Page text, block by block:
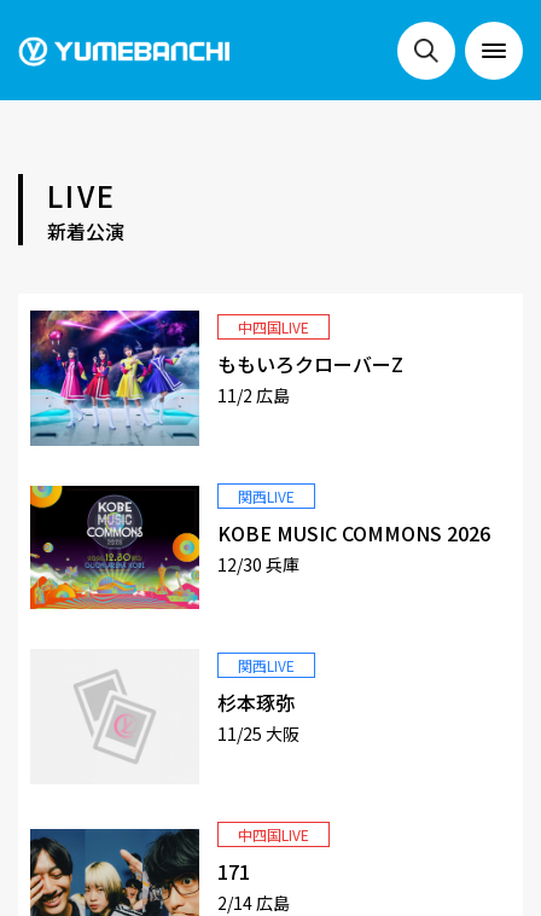
SCHEDULE
MEMBER
LIVE
新着公演
中四国LIVE
ももいろクローバーZ
11/2 広島
関西LIVE
KOBE MUSIC COMMONS 2026
12/30 兵庫
関西LIVE
杉本琢弥
11/25 大阪
中四国LIVE
171
2/14 広島